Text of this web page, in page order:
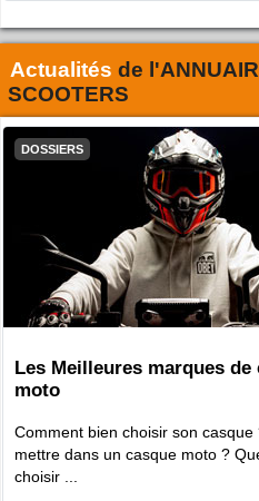
Actualités de l'
SCOOTERS
DOSSIERS
Les Meilleures marques de
moto
Comment bien choisir son casque
mettre dans un casque moto ?
choisir ...